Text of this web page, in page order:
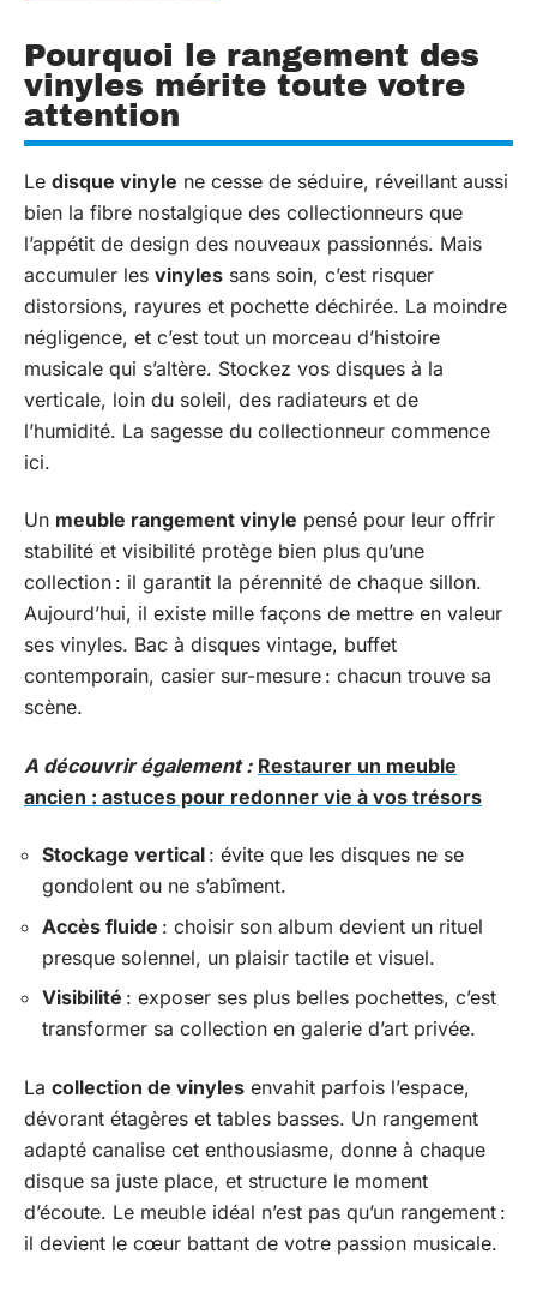
Pourquoi le rangement des
vinyles mérite toute votre
attention
Le disque vinyle ne cesse de séduire, réveillant aussi
bien la fibre nostalgique des collectionneurs que
l’appétit de design des nouveaux passionnés. Mais
accumuler les vinyles sans soin, c’est risquer
distorsions, rayures et pochette déchirée. La moindre
négligence, et c’est tout un morceau d’histoire
musicale qui s’altère. Stockez vos disques à la
verticale, loin du soleil, des radiateurs et de
l’humidité. La sagesse du collectionneur commence
ici.
Un meuble rangement vinyle pensé pour leur offrir
stabilité et visibilité protège bien plus qu’une
collection : il garantit la pérennité de chaque sillon.
Aujourd’hui, il existe mille façons de mettre en valeur
ses vinyles. Bac à disques vintage, buffet
contemporain, casier sur-mesure : chacun trouve sa
scène.
A découvrir également : Restaurer un meuble
ancien : astuces pour redonner vie à vos trésors
Stockage vertical : évite que les disques ne se
gondolent ou ne s’abîment.
Accès fluide : choisir son album devient un rituel
presque solennel, un plaisir tactile et visuel.
Visibilité : exposer ses plus belles pochettes, c’est
transformer sa collection en galerie d’art privée.
La collection de vinyles envahit parfois l’espace,
dévorant étagères et tables basses. Un rangement
adapté canalise cet enthousiasme, donne à chaque
disque sa juste place, et structure le moment
d’écoute. Le meuble idéal n’est pas qu’un rangement :
il devient le cœur battant de votre passion musicale.